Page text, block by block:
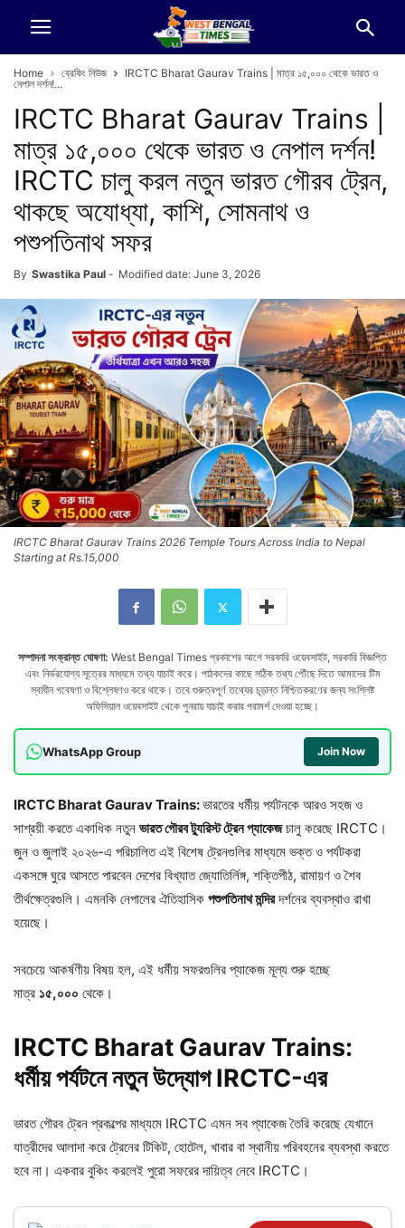
Home ব্রেকিং নিউজ
IRCTC Bharat Gaurav Trains | মাত্র ১৫,০০০ থেকে ভারত ও
নেপাল দর্শন!...
IRCTC Bharat Gaurav Trains |
মাত্র ১৫,০০০ থেকে ভারত ও নেপাল দর্শন!
IRCTC চালু করল নতুন ভারত গৌরব ট্রেন,
থাকছে অযোধ্যা, কাশি, সোমনাথ ও
পশুপতিনাথ সফর
By Swastika Paul - Modified date: June 3, 2026
IRCTC Bharat Gaurav Trains 2026 Temple Tours Across India to Nepal
Starting at Rs.15,000
সম্পাদনা সংক্রান্ত ঘোষণা: West Bengal Times প্রকাশের আগে সরকারি ওয়েবসাইট, সরকারি বিজ্ঞপ্তি
এবং নির্ভরযোগ্য সূত্রের মাধ্যমে তথ্য যাচাই করে। পাঠকদের কাছে সঠিক তথ্য পৌঁছে দিতে আমাদের টিম
স্বাধীন গবেষণা ও বিশ্লেষণও করে থাকে। তবে গুরুত্বপূর্ণ তথ্যের চূড়ান্ত নিশ্চিতকরণের জন্য সংশ্লিষ্ট
অফিসিয়াল ওয়েবসাইট থেকে পুনরায় যাচাই করার পরামর্শ দেওয়া হচ্ছে।
WhatsApp Group Join Now
IRCTC Bharat Gaurav Trains:ভারতের ধর্মীয় পর্যটনকে আরও সহজ ও
সাশ্রয়ী করতে একাধিক নতুন ভারতগৌরবট্যুরিস্টট্রেনপ্যাকেজচালু করেছে IRCTC।
জুন ও জুলাই ২০২৬-এ পরিচালিত এই বিশেষ ট্রেনগুলির মাধ্যমে ভক্ত ও পর্যটকরা
একসঙ্গে ঘুরে আসতে পারবেন দেশের বিখ্যাত জ্যোতির্লিঙ্গ, শক্তিপীঠ, রামায়ণ ও শৈব
তীর্থক্ষেত্রগুলি। এমনকি নেপালের ঐতিহাসিক পশুপতিনাথমন্দিরদর্শনের ব্যবস্থাও রাখা
হয়েছে।
সবচেয়ে আকর্ষণীয় বিষয় হল, এই ধর্মীয় সফরগুলির প্যাকেজ মূল্য শুরু হচ্ছে
মাত্র ১৫,০০০ থেকে।
IRCTC Bharat Gaurav Trains:
ধর্মীয়পর্যটনেনতুনউদ্যোগ IRCTC-এর
ভারত গৌরব ট্রেন প্রকল্পের মাধ্যমে IRCTC এমন সব প্যাকেজ তৈরি করেছে যেখানে
যাত্রীদের আলাদা করে ট্রেনের টিকিট, হোটেল, খাবার বা স্থানীয় পরিবহনের ব্যবস্থা করতে
হবে না। একবার বুকিং করলেই পুরো সফরের দায়িত্ব নেবে IRCTC।